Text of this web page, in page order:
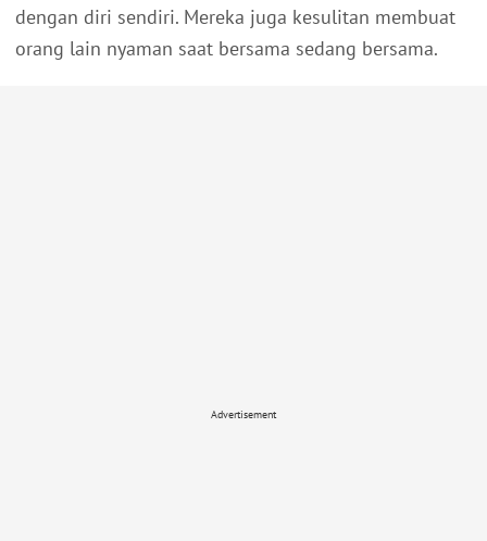
dengan diri sendiri. Mereka juga kesulitan membuat
orang lain nyaman saat bersama sedang bersama.
Advertisement